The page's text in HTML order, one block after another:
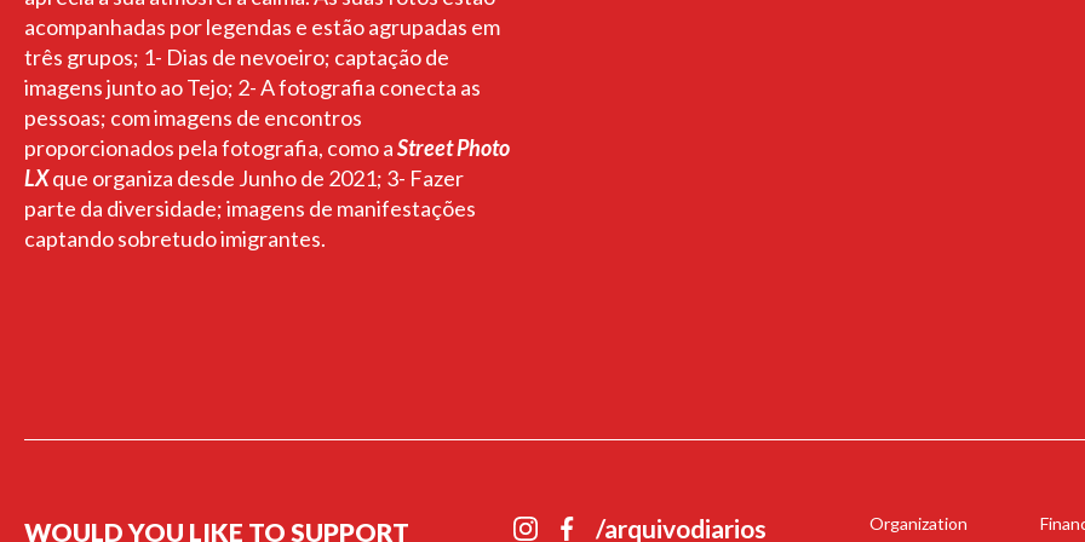
acompanhadas por legendas e estão agrupadas em
três grupos; 1- Dias de nevoeiro; captação de
imagens junto ao Tejo; 2- A fotografia conecta as
pessoas; com imagens de encontros
proporcionados pela fotografia, como aStreet Photo
LXque organiza desde Junho de 2021; 3- Fazer
parte da diversidade; imagens de manifestações
captando sobretudo imigrantes.
WOULD YOU LIKE TO SUPPORT /arquivodiarios Organization